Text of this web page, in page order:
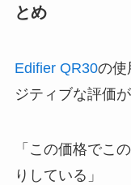
とめ
Edifier QR30の使
ジティブな評価
「この価格でこ
りしている」